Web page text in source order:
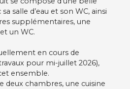
salle d’eau et son WC, ainsi
supplémentaires, une
un WC.
en cours de
pour mi-juillet 2026),
ensemble.
deux chambres, une cuisine